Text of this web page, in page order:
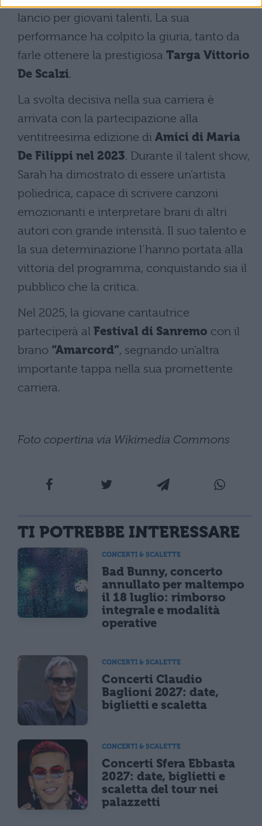
lancio per giovani talenti. La sua
performance ha colpito la giuria, tanto da
farle ottenere la prestigiosa Targa Vittorio
De Scalzi.
La svolta decisiva nella sua carriera è
arrivata con la partecipazione alla
ventitreesima edizione di Amici di Maria
De Filippi nel 2023. Durante il talent show,
Sarah ha dimostrato di essere un’artista
poliedrica, capace di scrivere canzoni
emozionanti e interpretare brani di altri
autori con grande intensità. Il suo talento e
la sua determinazione l’hanno portata alla
vittoria del programma, conquistando sia il
pubblico che la critica.
Nel 2025, la giovane cantautrice
parteciperà al Festival di Sanremo con il
brano “Amarcord”, segnando un’altra
importante tappa nella sua promettente
carriera.
Foto copertina via Wikimedia Commons
TI POTREBBE INTERESSARE
CONCERTI & SCALETTE
Bad Bunny, concerto
annullato per maltempo
il 18 luglio: rimborso
integrale e modalità
operative
CONCERTI & SCALETTE
Concerti Claudio
Baglioni 2027: date,
biglietti e scaletta
CONCERTI & SCALETTE
Concerti Sfera Ebbasta
2027: date, biglietti e
scaletta del tour nei
palazzetti